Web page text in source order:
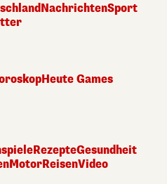
NachrichtenSport
Heute Games
RezepteGesundheit
MotorReisenVideo